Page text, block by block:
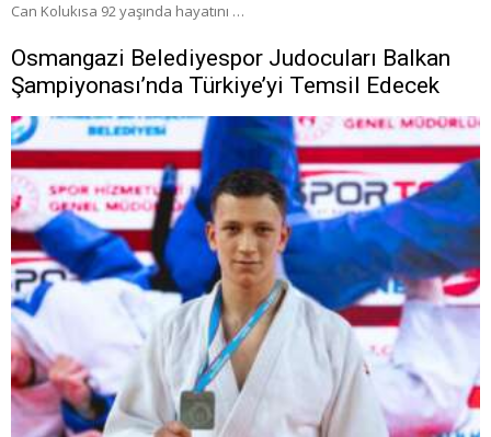
Can Kolukısa 92 yaşında hayatını …
Osmangazi Belediyespor Judocuları Balkan
Şampiyonası’nda Türkiye’yi Temsil Edecek